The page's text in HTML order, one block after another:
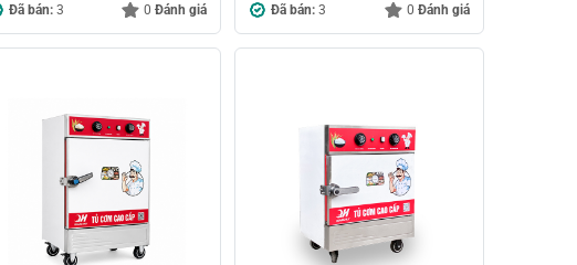
Đã bán: 3 0Đánh giá Đã bán:3 0 Đánh giá